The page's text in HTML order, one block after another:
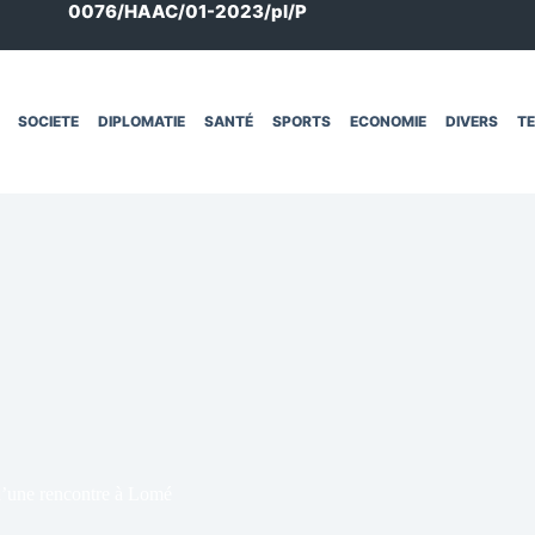
0076/HAAC/01-2023/pl/P
SOCIETE DIPLOMATIE SANTÉ SPORTS ECONOMIE DIVERS